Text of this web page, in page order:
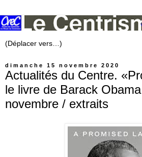
dimanche 15 novembre 2020
Actualités du Centre.
le livre de Barack
novembre / extraits